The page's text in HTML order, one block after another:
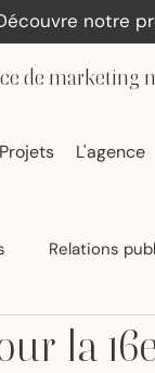
de marketing
Projets L'agence
notre
Relations
la